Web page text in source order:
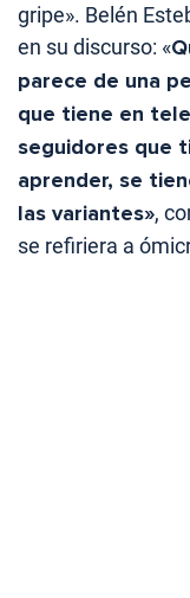
gripe». Belén
en su discurso: «
parece de una
que tiene en
seguidores que
aprender, se
las variantes»,
se refiriera a